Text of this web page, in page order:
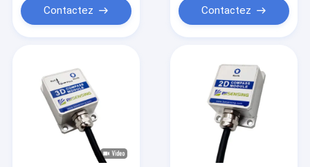
Contactez Contactez